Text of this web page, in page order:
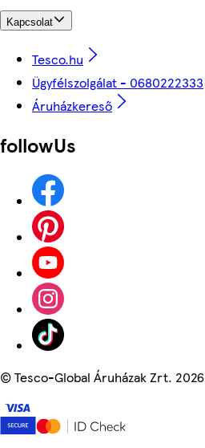
Kapcsolat
Tesco.hu
Ügyfélszolgálat - 0680222333
Áruházkereső
followUs
©Tesco-Global Áruházak Zrt. 2026